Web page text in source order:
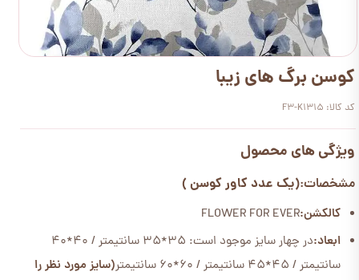
کوسن برگ های زیبا
کد کالا: F3-K1315
ویژگی های محصول
مشخصات:(یک عدد کاور کوسن )
کالکشن:FLOWER FOR EVER
ابعاد:
در چهار سایز موجود است: 35*35 سانتیمتر / 40*40
سانتیمتر / 45*45 سانتیمتر / 60*60 سانتیمتر
(سایز مورد نظر را